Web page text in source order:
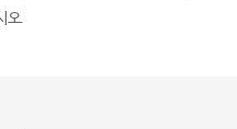
오.